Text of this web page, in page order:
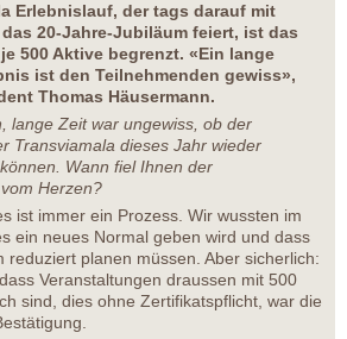
Erlebnislauf, der tags darauf mit
20-Jahre-Jubiläum feiert, ist das
500 Aktive begrenzt. «Ein lange
ist den Teilnehmenden gewiss»,
Thomas Häusermann.
lange Zeit war ungewiss, ob der
Transviamala dieses Jahr wieder
Wann fiel Ihnen der
Herzen?
ist immer ein Prozess. Wir wussten im
ein neues Normal geben wird und dass
reduziert planen müssen. Aber sicherlich:
Veranstaltungen draussen mit 500
sind, dies ohne Zertifikatspflicht, war die